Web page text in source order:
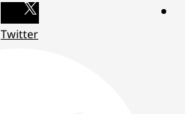
Twitter